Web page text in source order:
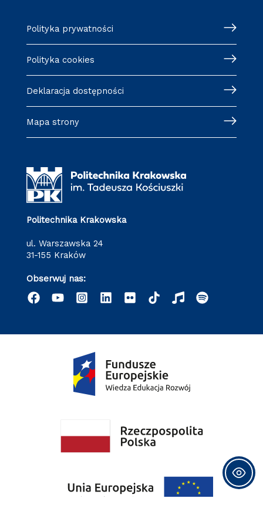
Polityka prywatności
Polityka cookies
Deklaracja dostępności
Mapa strony
Politechnika Krakowska
ul. Warszawska 24
31-155 Kraków
Obserwuj nas: